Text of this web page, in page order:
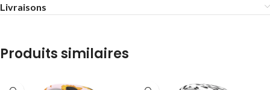
Livraisons
Produits similaires